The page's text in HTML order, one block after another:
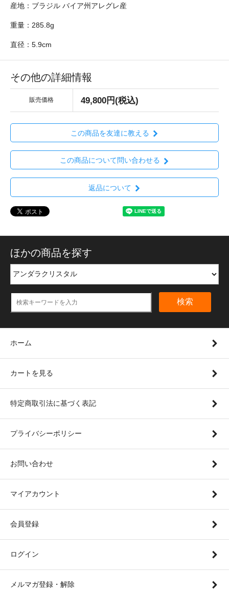
産地：ブラジル バイア州アレグレ産
重量：285.8g
直径：5.9cm
その他の詳細情報
販売価格 49,800円(税込)
この商品を友達に教える
この商品について問い合わせる
返品について
ほかの商品を探す
検索
ホーム
カートを見る
特定商取引法に基づく表記
プライバシーポリシー
お問い合わせ
マイアカウント
会員登録
ログイン
メルマガ登録・解除